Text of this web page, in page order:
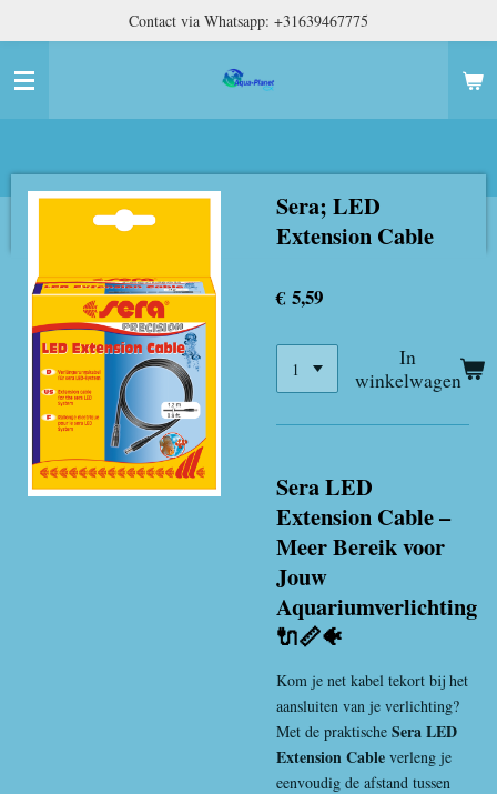
naar
hoofdinhoud
Contact via Whatsapp: +31639467775
Sera; LED
Extension Cable
€ 5,59
In
winkelwagen
Sera LED
Extension Cable –
Meer Bereik voor
Jouw
Aquariumverlichting
🔌📏🐠
Kom je net kabel tekort bij het
aansluiten van je verlichting?
Met de praktische SeraLED
Extension Cable verleng je
eenvoudig de afstand tussen